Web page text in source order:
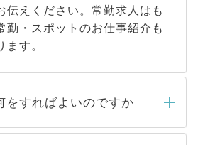
伝えください。常勤求人はも
勤・スポットのお仕事紹介も
す。
をすればよいのですか
きましたら、弊社担当者がご